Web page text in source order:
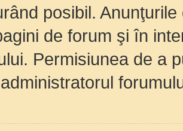
posibil.
de forum şi în
Permisiunea de a